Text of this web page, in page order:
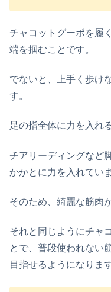
チャコットグーポを履
端を掴むことです。
でないと、上手く歩け
す。
足の指全体に力を入れ
チアリーディングなど
かかとに力を入れていま
そのため、綺麗な筋肉
それと同じようにチャ
とで、普段使われない
目指せるようになります